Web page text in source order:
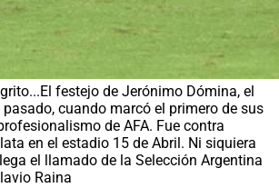
festejo de Jerónimo Dómina, el
cuando marcó el primero de sus
de AFA. Fue contra
en el estadio 15 de Abril. Ni siquiera
el llamado de la Selección Argentina
Raina